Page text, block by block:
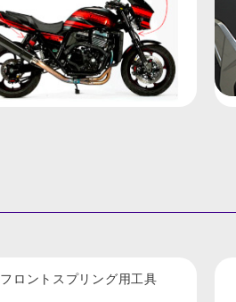
フロントスプリング用工具